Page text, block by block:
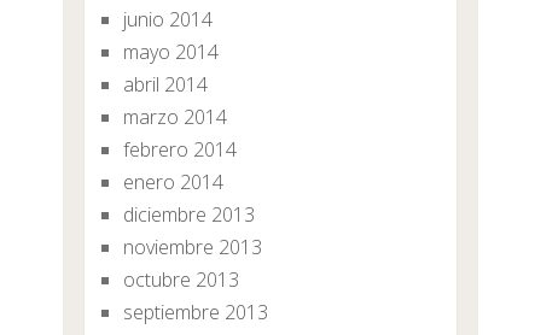
junio 2014
mayo 2014
abril 2014
marzo 2014
febrero 2014
enero 2014
diciembre 2013
noviembre 2013
octubre 2013
septiembre 2013